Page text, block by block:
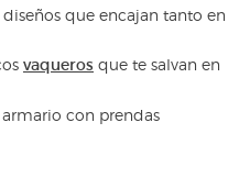
que encajan tanto en
vaqueros que te salvan en
armario con prendas